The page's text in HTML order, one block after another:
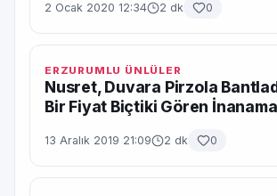
2 Ocak 2020 12:34 2 dk 0
ERZURUMLU ÜNLÜLER
Nusret, Duvara Pirzola
Bir Fiyat Biçtiki Gören
13 Aralık 2019 21:09 2 dk 0